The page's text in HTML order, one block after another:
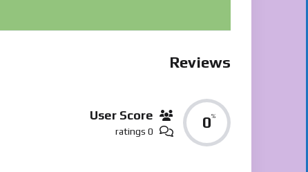
Reviews
0%
User Score
0 ratings